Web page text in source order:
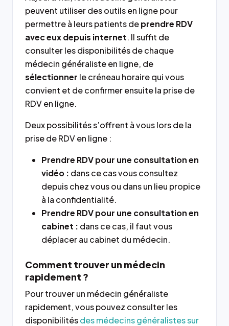
peuvent utiliser des outils en ligne pour
permettre à leurs patients deprendre RDV
avec eux depuis internet. Il suffit de
consulter les disponibilités de chaque
médecin généraliste en ligne, de
sélectionner le créneau horaire qui vous
convient et de confirmer ensuite la prise de
RDV en ligne.
Deux possibilités s’offrent à vous lors de la
prise de RDV en ligne :
Prendre RDV pour une consultation en
vidéo : dans ce cas vous consultez
depuis chez vous ou dans un lieu propice
à la confidentialité.
Prendre RDV pour une consultation en
cabinet : dans ce cas, il faut vous
déplacer au cabinet du médecin.
Comment trouver un médecin
rapidement ?
Pour trouver un médecin généraliste
rapidement, vous pouvez consulter les
disponibilitésdes médecins généralistes sur